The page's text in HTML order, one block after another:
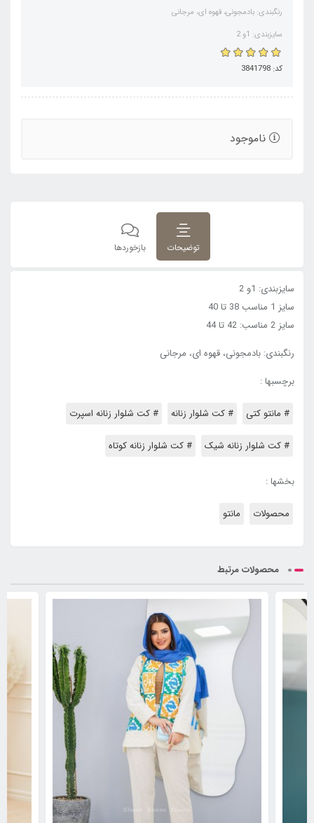
رنگبندی: بادمجونی، قهوه ای، مرجانی
سایزبندی: 1و 2
کد: 3841798
ناموجود
توضیحات بازخوردها
سایزبندی: 1و 2
سایز 1 مناسب 38 تا 40
سایز 2 مناسب: 42 تا 44
رنگبندی: بادمجونی، قهوه ای، مرجانی
برچسبها :
# مانتو کتی # کت شلوار زنانه # کت شلوار زنانه اسپرت
# کت شلوار زنانه شیک # کت شلوار زنانه کوتاه
بخشها :
محصولات مانتو
محصولات مرتبط